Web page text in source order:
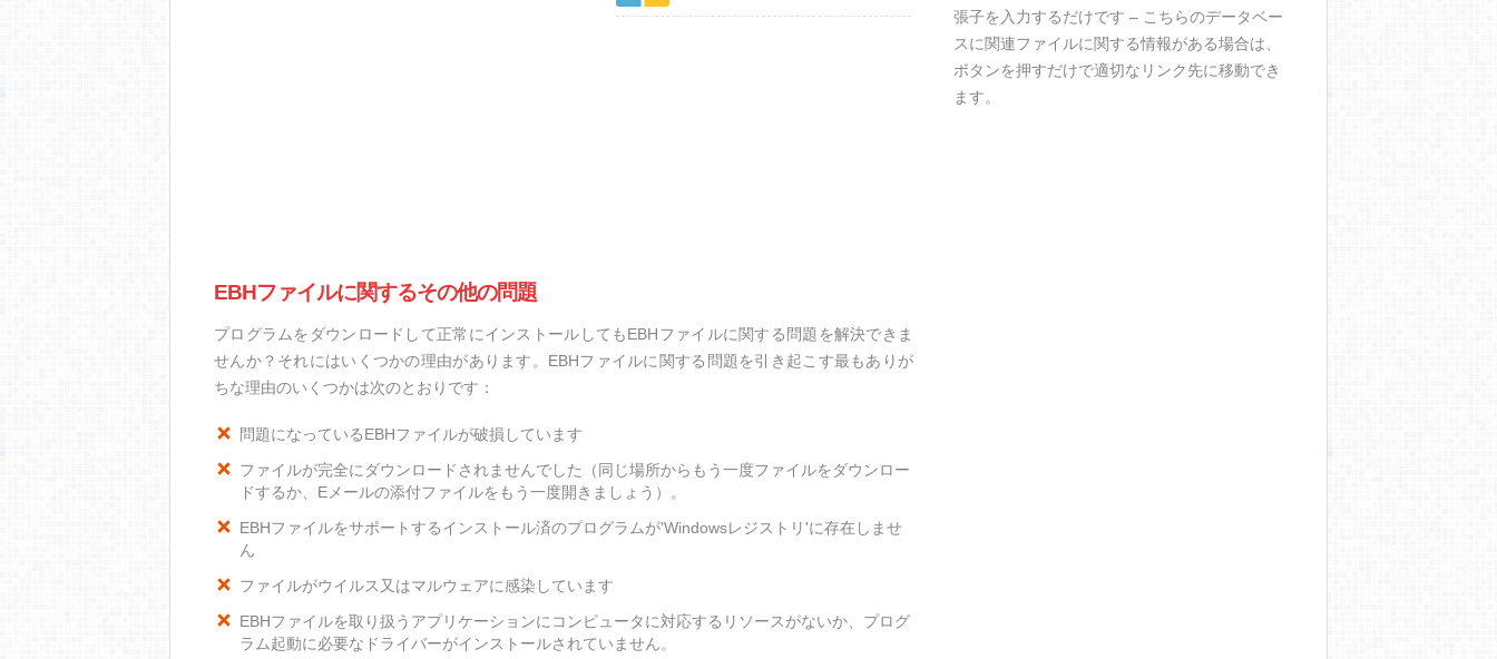
EBHファイルに関するその他の問題
プログラムをダウンロードして正常にインストールしてもEBHファイルに関する問題を解決できま
せんか？それにはいくつかの理由があります。EBHファイルに関する問題を引き起こす最もありが
ちな理由のいくつかは次のとおりです：
問題になっているEBHファイルが破損しています
ファイルが完全にダウンロードされませんでした（同じ場所からもう一度ファイルをダウンロー
ドするか、Eメールの添付ファイルをもう一度開きましょう）。
EBHファイルをサポートするインストール済のプログラムが'Windowsレジストリ'に存在しませ
ん
ファイルがウイルス又はマルウェアに感染しています
EBHファイルを取り扱うアプリケーションにコンピュータに対応するリソースがないか、プログ
ラム起動に必要なドライバーがインストールされていません。
張子を入力するだけです – こちらのデータベー
スに関連ファイルに関する情報がある場合は、
ボタンを押すだけで適切なリンク先に移動でき
ます。